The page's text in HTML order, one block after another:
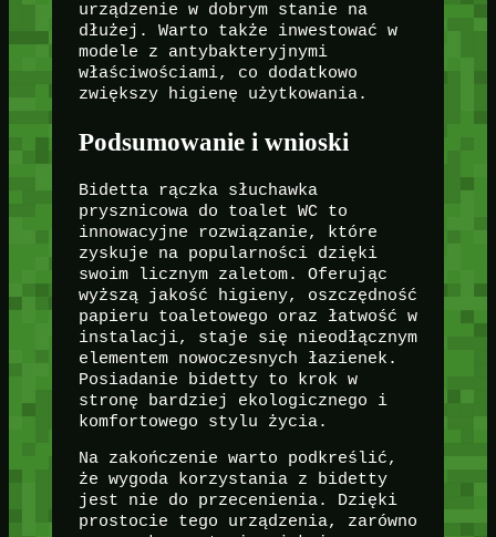
urządzenie w dobrym stanie na
dłużej. Warto także inwestować w
modele z antybakteryjnymi
właściwościami, co dodatkowo
zwiększy higienę użytkowania.
Podsumowanie i wnioski
Bidetta rączka słuchawka
prysznicowa do toalet WC to
innowacyjne rozwiązanie, które
zyskuje na popularności dzięki
swoim licznym zaletom. Oferując
wyższą jakość higieny, oszczędność
papieru toaletowego oraz łatwość w
instalacji, staje się nieodłącznym
elementem nowoczesnych łazienek.
Posiadanie bidetty to krok w
stronę bardziej ekologicznego i
komfortowego stylu życia.
Na zakończenie warto podkreślić,
że wygoda korzystania z bidetty
jest nie do przecenienia. Dzięki
prostocie tego urządzenia, zarówno